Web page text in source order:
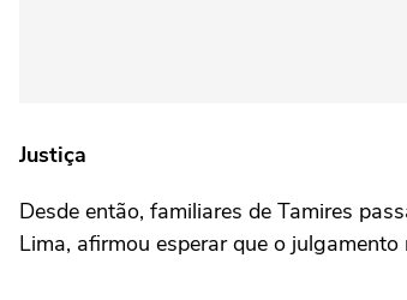
Justiça
Desde então, familiares de Tamires
Lima, afirmou esperar que o